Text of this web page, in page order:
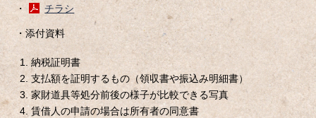
・ チラシ
・添付資料
納税証明書
支払額を証明するもの（領収書や振込み明細書）
家財道具等処分前後の様子が比較できる写真
賃借人の申請の場合は所有者の同意書